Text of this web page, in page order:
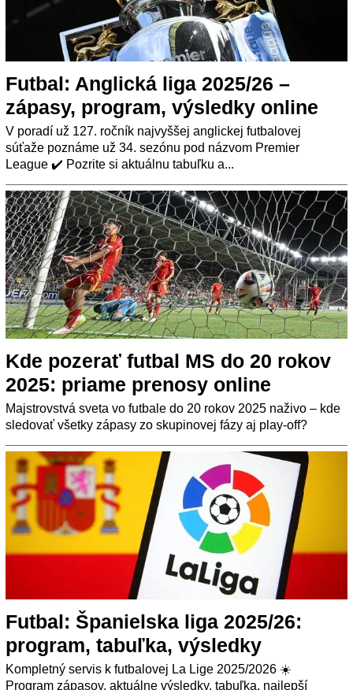
Futbal: Anglická liga 2025/26 –
zápasy, program, výsledky online
V poradí už 127. ročník najvyššej anglickej futbalovej
súťaže poznáme už 34. sezónu pod názvom Premier
League ✔️ Pozrite si aktuálnu tabuľku a...
Kde pozerať futbal MS do 20 rokov
2025: priame prenosy online
Majstrovstvá sveta vo futbale do 20 rokov 2025 naživo – kde
sledovať všetky zápasy zo skupinovej fázy aj play-off?
Futbal: Španielska liga 2025/26:
program, tabuľka, výsledky
Kompletný servis k futbalovej La Lige 2025/2026 ☀️
Program zápasov, aktuálne výsledky, tabuľka, najlepší